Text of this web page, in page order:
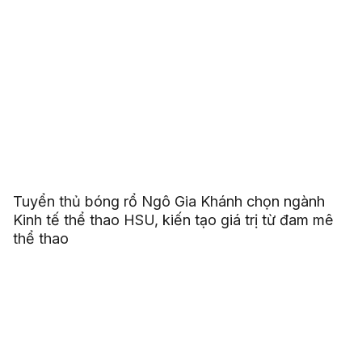
Tuyển thủ bóng rổ Ngô Gia Khánh chọn ngành
Kinh tế thể thao HSU, kiến tạo giá trị từ đam mê
thể thao